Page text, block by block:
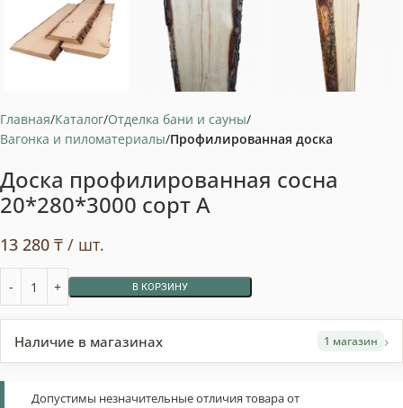
Главная Каталог Отделка бани и сауны
Вагонка и пиломатериалы Профилированная доска
Доска профилированная сосна
20*280*3000 сорт А
13 280 ₸ / шт.
В КОРЗИНУ
Наличие в магазинах 1 магазин ›
Допустимы незначительные отличия товара от